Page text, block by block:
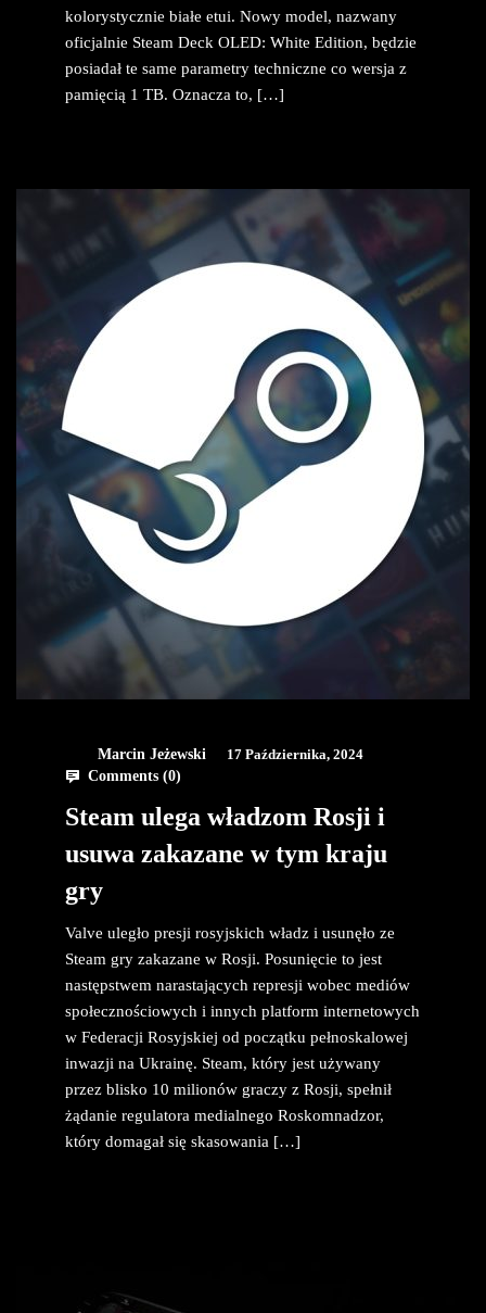
kolorystycznie białe etui. Nowy model, nazwany
oficjalnie Steam Deck OLED: White Edition, będzie
posiadał te same parametry techniczne co wersja z
pamięcią 1 TB. Oznacza to, […]
Marcin Jeżewski
17 Października, 2024
Comments (0)
Steam ulega władzom Rosji i
usuwa zakazane w tym kraju
gry
Valve uległo presji rosyjskich władz i usunęło ze
Steam gry zakazane w Rosji. Posunięcie to jest
następstwem narastających represji wobec mediów
społecznościowych i innych platform internetowych
w Federacji Rosyjskiej od początku pełnoskalowej
inwazji na Ukrainę. Steam, który jest używany
przez blisko 10 milionów graczy z Rosji, spełnił
żądanie regulatora medialnego Roskomnadzor,
który domagał się skasowania […]